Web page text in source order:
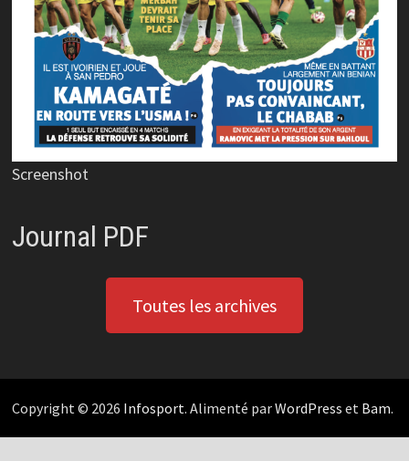
Screenshot
Journal PDF
Toutes les archives
Copyright © 2026 Infosport. Alimenté parWordPress et Bam.